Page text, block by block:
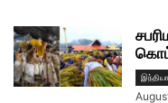
இந்தியா